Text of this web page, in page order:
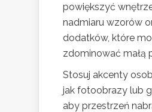
powiększyć
nadmiaru wzorów
dodatków, które
zdominować małą
Stosuj akcenty
jak fotoobrazy lub
aby przestrzeń